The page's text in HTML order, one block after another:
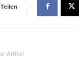
Teilen
Artikel